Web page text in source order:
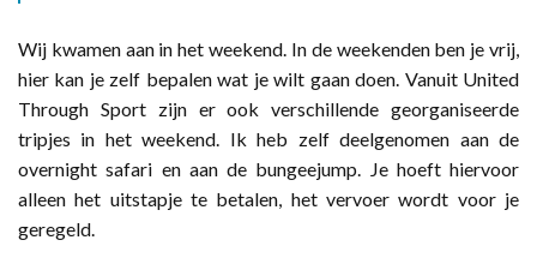
Wij kwamen aan in het weekend. In de weekenden ben je vrij,
hier kan je zelf bepalen wat je wilt gaan doen. Vanuit United
Through Sport zijn er ook verschillende georganiseerde
tripjes in het weekend. Ik heb zelf deelgenomen aan de
overnight safari en aan de bungeejump. Je hoeft hiervoor
alleen het uitstapje te betalen, het vervoer wordt voor je
geregeld.